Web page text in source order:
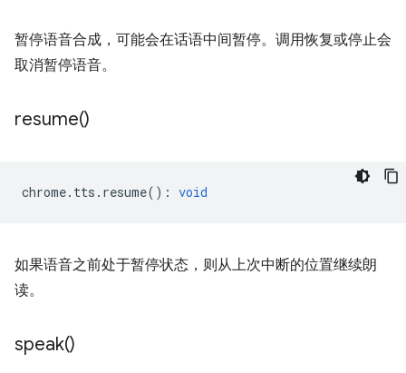
暂停语音合成，可能会在话语中间暂停。调用恢复或停止会
取消暂停语音。
resume()
chrome. tts . resume() : void
如果语音之前处于暂停状态，则从上次中断的位置继续朗
读。
speak()